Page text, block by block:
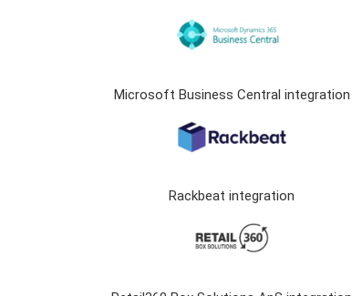
Microsoft Business Central integration
Rackbeat integration